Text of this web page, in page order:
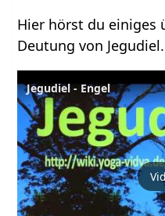
Hier hörst du einiges
Deutung von Jegudiel.
Jegudiel - Engel